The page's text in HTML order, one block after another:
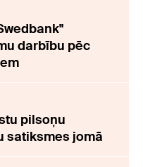
darbību pēc
pilsoņu
satiksmes jomā